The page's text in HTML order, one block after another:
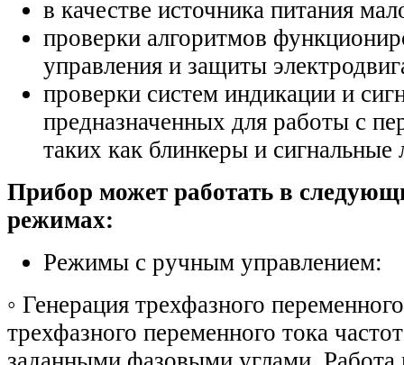
в качестве источника питания
проверки алгоритмов
управления и защиты
проверки систем индикации и
предназначенных для работы с
таких как блинкеры и
Прибор может работать в
режимах:
Режимы с ручным управлением:
◦ Генерация трехфазного
трехфазного переменного тока